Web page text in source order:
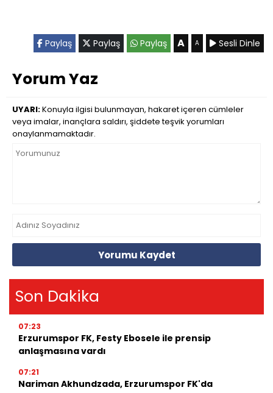
Paylaş Paylaş Paylaş A A Sesli Dinle
Yorum Yaz
UYARI:Konuyla ilgisi bulunmayan, hakaret içeren cümleler
veya imalar, inançlara saldırı, şiddete teşvik yorumları
onaylanmamaktadır.
Yorumu Kaydet
Son Dakika
07:23
Erzurumspor FK, Festy Ebosele ile prensip
anlaşmasına vardı
07:21
Nariman Akhundzada, Erzurumspor FK'da